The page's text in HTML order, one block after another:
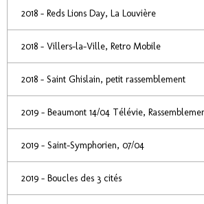
2018 - Reds Lions Day, La Louvière
2018 - Villers-la-Ville, Retro Mobile
2018 - Saint Ghislain, petit rassemblement
2019 - Beaumont 14/04 Télévie,
2019 - Saint-Symphorien, 07/04
2019 - Boucles des 3 cités